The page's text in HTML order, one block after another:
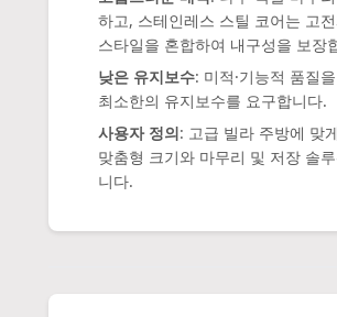
하고, 스테인레스 스틸 코어는 고
스타일을 혼합하여 내구성을 보장
낮은 유지보수: 미적·기능적 품질
최소한의 유지보수를 요구합니다.
사용자 정의: 고급 빌라 주방에 맞
맞춤형 크기와 마무리 및 저장 솔
니다.